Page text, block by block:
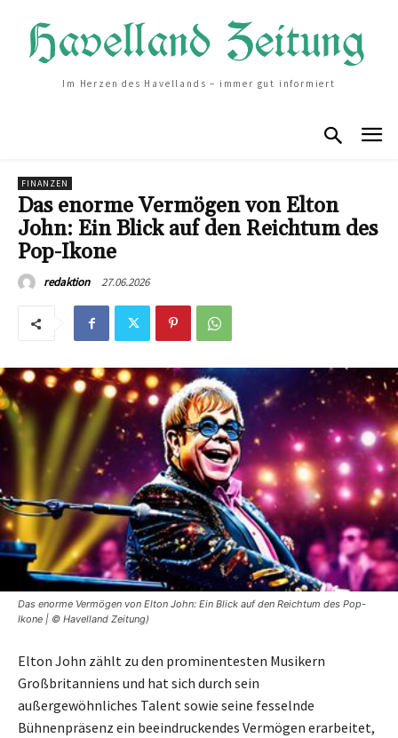
Im Herzen des Havellands – immer gut informiert
FINANZEN
Das enorme Vermögen von Elton
John: Ein Blick auf den Reichtum des
Pop-Ikone
redaktion 27.06.2026
Das enorme Vermögen von Elton John: Ein Blick auf den Reichtum des Pop-
Ikone | © Havelland Zeitung)
Elton John zählt zu den prominentesten Musikern
Großbritanniens und hat sich durch sein
außergewöhnliches Talent sowie seine fesselnde
Bühnenpräsenz ein beeindruckendes Vermögen erarbeitet,